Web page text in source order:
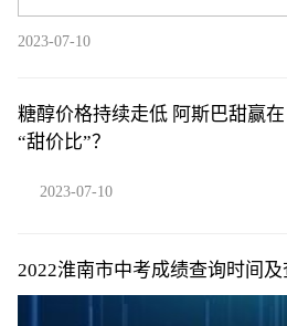
2023-07-10
糖醇价格持续走低 阿斯巴甜赢在
“甜价比”？
2023-07-10
2022淮南市中考成绩查询时间及